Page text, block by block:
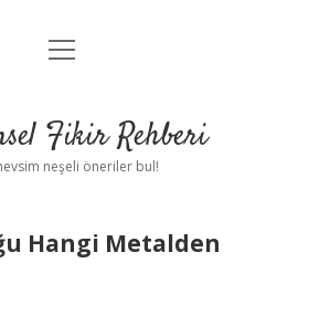
Anasayfa
Yasal Uyarı
menüyü
Fikir Rehberi
neşeli öneriler bul!
Hangi Metalden